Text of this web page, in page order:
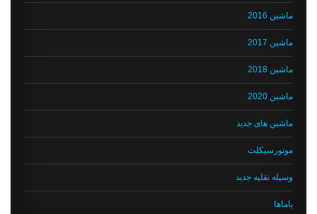
ماشین 2016
ماشین 2017
ماشین 2018
ماشین 2020
ماشین های جدید
موتورسیکلت
وسیله نقلیه جدید
یاماها